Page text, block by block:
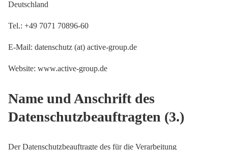
Deutschland
Tel.: +49 7071 70896-60
E-Mail: datenschutz (at) active-group.de
Website: www.active-group.de
Name und Anschrift des
Datenschutzbeauftragten (3.)
Der Datenschutzbeauftragte des für die Verarbeitung